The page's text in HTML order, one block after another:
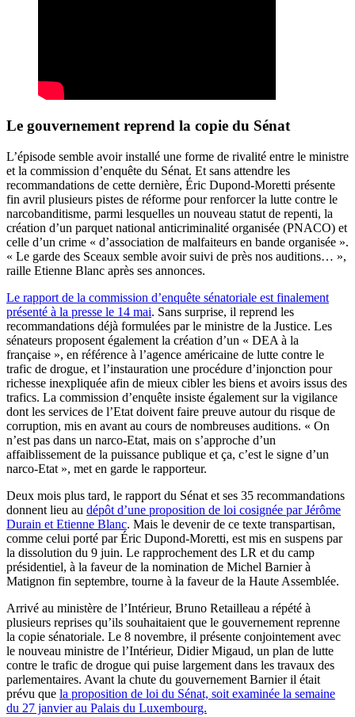
Le gouvernement reprend la copie du Sénat
L’épisode semble avoir installé une forme de rivalité entre le ministre
et la commission d’enquête du Sénat. Et sans attendre les
recommandations de cette dernière, Éric Dupond-Moretti présente
fin avril plusieurs pistes de réforme pour renforcer la lutte contre le
narcobanditisme, parmi lesquelles un nouveau statut de repenti, la
création d’un parquet national anticriminalité organisée (PNACO) et
celle d’un crime « d’association de malfaiteurs en bande organisée ».
« Le garde des Sceaux semble avoir suivi de près nos auditions… »,
raille Etienne Blanc après ses annonces.
Le rapport de la commission d’enquête sénatoriale est finalement
présenté à la presse le 14 mai. Sans surprise, il reprend les
recommandations déjà formulées par le ministre de la Justice. Les
sénateurs proposent également la création d’un « DEA à la
française », en référence à l’agence américaine de lutte contre le
trafic de drogue, et l’instauration une procédure d’injonction pour
richesse inexpliquée afin de mieux cibler les biens et avoirs issus des
trafics. La commission d’enquête insiste également sur la vigilance
dont les services de l’Etat doivent faire preuve autour du risque de
corruption, mis en avant au cours de nombreuses auditions. « On
n’est pas dans un narco-Etat, mais on s’approche d’un
affaiblissement de la puissance publique et ça, c’est le signe d’un
narco-Etat », met en garde le rapporteur.
Deux mois plus tard, le rapport du Sénat et ses 35 recommandations
donnent lieu au dépôt d’une proposition de loi cosignée par Jérôme
Durain et Etienne Blanc. Mais le devenir de ce texte transpartisan,
comme celui porté par Éric Dupond-Moretti, est mis en suspens par
la dissolution du 9 juin. Le rapprochement des LR et du camp
présidentiel, à la faveur de la nomination de Michel Barnier à
Matignon fin septembre, tourne à la faveur de la Haute Assemblée.
Arrivé au ministère de l’Intérieur, Bruno Retailleau a répété à
plusieurs reprises qu’ils souhaitaient que le gouvernement reprenne
la copie sénatoriale. Le 8 novembre, il présente conjointement avec
le nouveau ministre de l’Intérieur, Didier Migaud, un plan de lutte
contre le trafic de drogue qui puise largement dans les travaux des
parlementaires. Avant la chute du gouvernement Barnier il était
prévu que la proposition de loi du Sénat, soit examinée la semaine
du 27 janvier au Palais du Luxembourg.